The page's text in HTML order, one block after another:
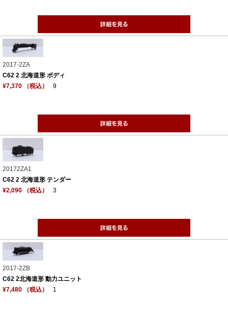
2017-2ZA
C62 2 北海道形 ボディ
¥7,370 （税込）
9
20172ZA1
C62 2 北海道形 テンダー
¥2,090 （税込）
3
2017-2ZB
C62 2北海道形 動力ユニット
¥7,480 （税込）
1